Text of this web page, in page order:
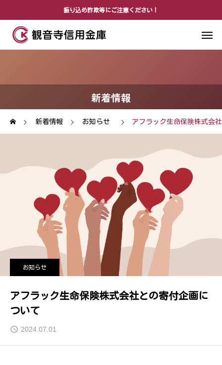
振り込め詐欺等にご注意ください！
新着情報
新着情報 お知らせ アフラック生命保険株式会
お知らせ
アフラック生命保険株式会社との寄付企画に
ついて
2024.07.01